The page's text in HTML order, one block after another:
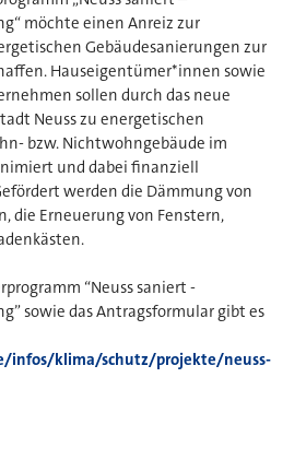
möchte einen Anreiz zur
Gebäudesanierungen zur
Hauseigentümer*innen sowie
sollen durch das neue
Neuss zu energetischen
bzw. Nichtwohngebäude im
und dabei finanziell
werden die Dämmung von
die Erneuerung von Fenstern,
“Neuss saniert -
sowie das Antragsformular gibt es
infos/klima/schutz/projekte/neuss-